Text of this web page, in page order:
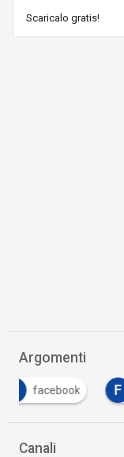
Scaricalo gratis!
Argomenti
F Fake News
Canali